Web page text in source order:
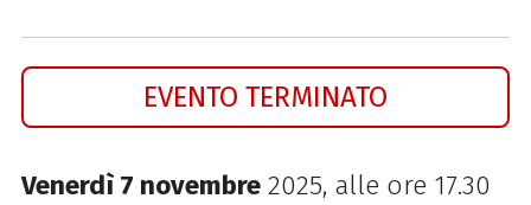
EVENTO TERMINATO
Venerdì 7 novembre2025, alle ore 17.30